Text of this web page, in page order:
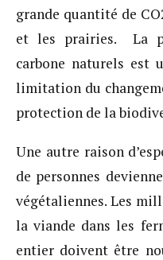
grande quantité de
et les prairies. La
carbone naturels est
limitation du
protection de la
Une autre raison
de personnes
végétaliennes. Les
la viande dans les
entier doivent être